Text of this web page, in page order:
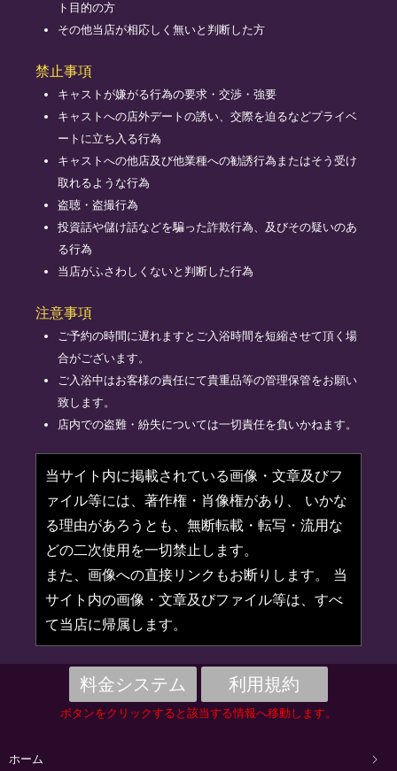
ト目的の方
その他当店が相応しく無いと判断した方
禁止事項
キャストが嫌がる行為の要求・交渉・強要
キャストへの店外デートの誘い、交際を迫るなどプライベ
ートに立ち入る行為
キャストへの他店及び他業種への勧誘行為またはそう受け
取れるような行為
盗聴・盗撮行為
投資話や儲け話などを騙った詐欺行為、及びその疑いのあ
る行為
当店がふさわしくないと判断した行為
注意事項
ご予約の時間に遅れますとご入浴時間を短縮させて頂く場
合がございます。
ご入浴中はお客様の責任にて貴重品等の管理保管をお願い
致します。
店内での盗難・紛失については一切責任を負いかねます。
当サイト内に掲載されている画像・文章及びフ
ァイル等には、著作権・肖像権があり、 いかな
る理由があろうとも、無断転載・転写・流用な
どの二次使用を一切禁止します。
また、画像への直接リンクもお断りします。 当
サイト内の画像・文章及びファイル等は、すべ
て当店に帰属します。
料金システム 利用規約
ボタンをクリックすると該当する情報へ移動します。
ホーム